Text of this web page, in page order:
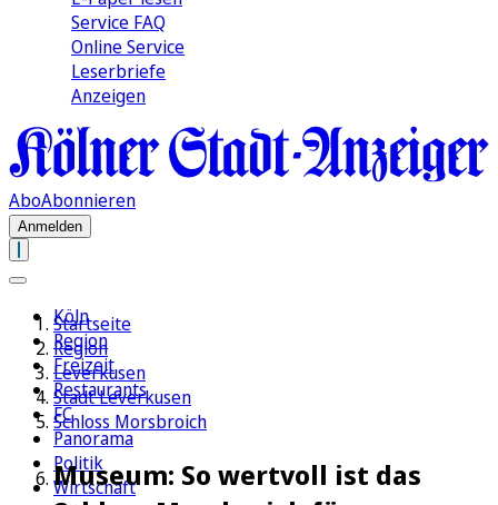
Service FAQ
Online Service
Leserbriefe
Anzeigen
AboAbonnieren
Anmelden
Köln
Region
Freizeit
Restaurants
FC
Panorama
Politik
Wirtschaft
Startseite
Region
Leverkusen
Stadt Leverkusen
Schloss Morsbroich
Museum: So wertvoll ist das